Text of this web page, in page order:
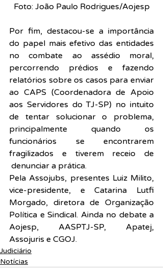
Foto: João Paulo Rodrigues/Aojesp
Por fim, destacou-se a importância
do papel mais efetivo das entidades
no combate ao assédio moral,
percorrendo prédios e fazendo
relatórios sobre os casos para enviar
ao CAPS (Coordenadora de Apoio
aos Servidores do TJ-SP) no intuito
de tentar solucionar o problema,
principalmente quando os
funcionários se encontrarem
fragilizados e tiverem receio de
denunciar a prática.
Pela Assojubs, presentes Luiz Milito,
vice-presidente, e Catarina Lutfi
Morgado, diretora de Organização
Política e Sindical. Ainda no debate a
Aojesp, AASPTJ-SP, Apatej,
Assojuris e CGOJ.
Judiciário
Notícias